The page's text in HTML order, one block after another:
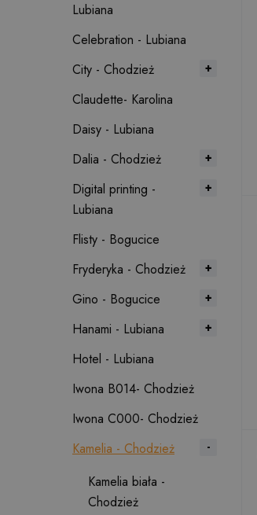
Lubiana
Celebration - Lubiana
City - Chodzież
Claudette- Karolina
Daisy - Lubiana
Dalia - Chodzież
Digital printing -
Lubiana
Flisty - Bogucice
Fryderyka - Chodzież
Gino - Bogucice
Hanami - Lubiana
Hotel - Lubiana
Iwona B014- Chodzież
Iwona C000- Chodzież
Kamelia - Chodzież
Kamelia biała -
Chodzież